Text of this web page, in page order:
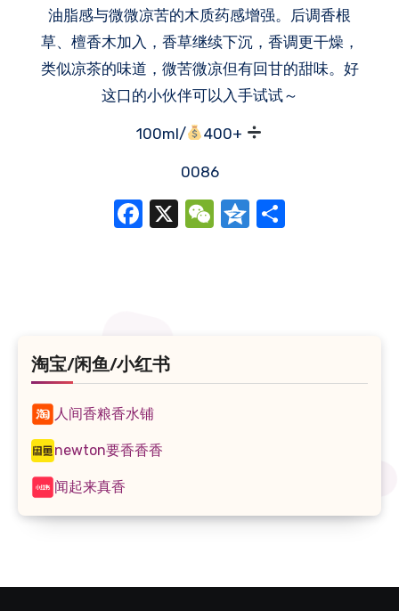
油脂感与微微凉苦的木质药感增强。后调香根
草、檀香木加入，香草继续下沉，香调更干燥，
类似凉茶的味道，微苦微凉但有回甘的甜味。好
这口的小伙伴可以入手试试～
100ml/ 400+
0086
Facebook
X WeChat
Qzone
淘宝/闲鱼/小红书
人间香粮香水铺
newton要香香香
闻起来真香